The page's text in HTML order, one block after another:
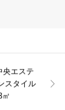
央エステ
スタイル